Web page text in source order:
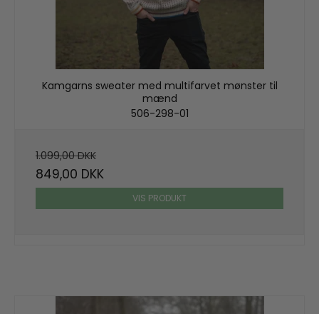
Kamgarns sweater med multifarvet mønster til
mænd
506-298-01
1.099,00 DKK
849,00 DKK
VIS PRODUKT